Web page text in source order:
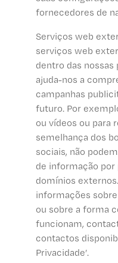
fornecedores de
Serviços web
serviços web
dentro das nossas
ajuda-nos a
campanhas
futuro. Por
ou vídeos ou para
semelhança dos
sociais, não
de informação
domínios
informações
ou sobre a forma
funcionam,
contactos
Privacidade’.